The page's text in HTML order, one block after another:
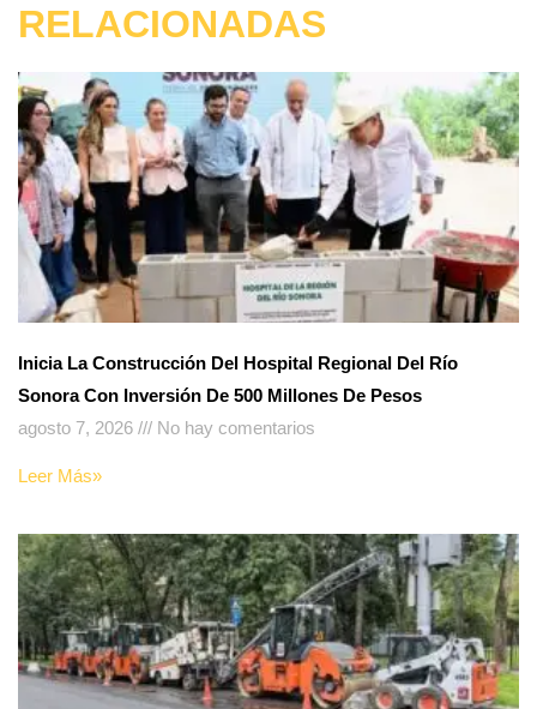
RELACIONADAS
Inicia La Construcción Del Hospital Regional Del Río
Sonora Con Inversión De 500 Millones De Pesos
agosto 7, 2026
No hay comentarios
Leer Más»